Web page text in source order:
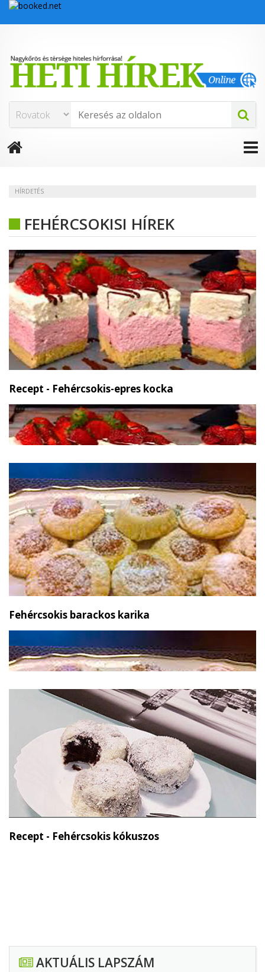
HÍRDETÉS
FEHÉRCSOKISI HÍREK
Recept - Fehércsokis-epres kocka
Fehércsokis barackos karika
Recept - Fehércsokis kókuszos
AKTUÁLIS LAPSZÁM